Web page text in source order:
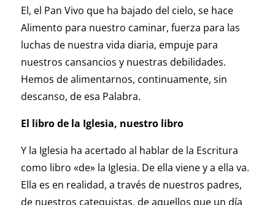
El, el Pan Vivo que ha bajado del cielo, se hace
Alimento para nuestro caminar, fuerza para las
luchas de nuestra vida diaria, empuje para
nuestros cansancios y nuestras debilidades.
Hemos de alimentarnos, continuamente, sin
descanso, de esa Palabra.
El libro de la Iglesia, nuestro libro
Y la Iglesia ha acertado al hablar de la Escritura
como libro «de» la Iglesia. De ella viene y a ella va.
Ella es en realidad, a través de nuestros padres,
de nuestros catequistas, de aquellos que un día